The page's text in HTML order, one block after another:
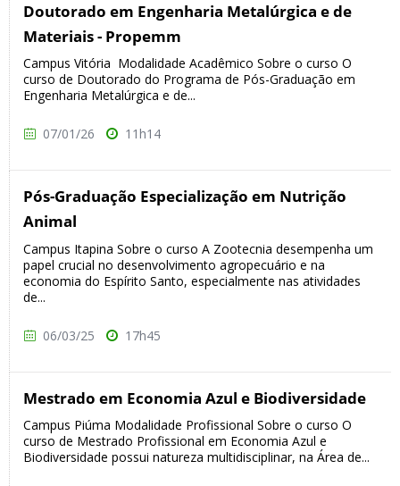
Doutorado em Engenharia Metalúrgica e de
Materiais - Propemm
Campus Vitória Modalidade Acadêmico Sobre o curso O
curso de Doutorado do Programa de Pós-Graduação em
Engenharia Metalúrgica e de...
07/01/26 11h14
Pós-Graduação Especialização em Nutrição
Animal
Campus Itapina Sobre o curso A Zootecnia desempenha um
papel crucial no desenvolvimento agropecuário e na
economia do Espírito Santo, especialmente nas atividades
de...
06/03/25 17h45
Mestrado em Economia Azul e Biodiversidade
Campus Piúma Modalidade Profissional Sobre o curso O
curso de Mestrado Profissional em Economia Azul e
Biodiversidade possui natureza multidisciplinar, na Área de...